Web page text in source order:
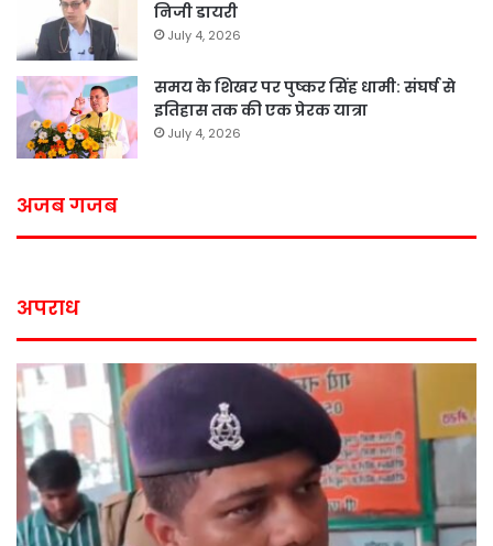
निजी डायरी
July 4, 2026
समय के शिखर पर पुष्कर सिंह धामी: संघर्ष से
इतिहास तक की एक प्रेरक यात्रा
July 4, 2026
अजब गजब
अपराध